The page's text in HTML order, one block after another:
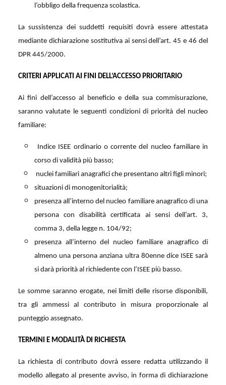
l’obbligo della frequenza scolastica.
La sussistenza dei suddetti requisiti dovrà essere attestata
mediante dichiarazione sostitutiva ai sensi dell’art. 45 e 46 del
DPR 445/2000.
CRITERI APPLICATI AI FINI DELL’ACCESSO PRIORITARIO
Ai fini dell’accesso al beneficio e della sua commisurazione,
saranno valutate le seguenti condizioni di priorità del nucleo
familiare:
Indice ISEE ordinario o corrente del nucleo familiare in
corso di validità più basso;
nuclei familiari anagrafici che presentano altri figli minori;
situazioni di monogenitorialità;
presenza all’interno del nucleo familiare anagrafico di una
persona con disabilità certificata ai sensi dell’art. 3,
comma 3, della legge n. 104/92;
presenza all’interno del nucleo familiare anagrafico di
almeno una persona anziana ultra 80enne dice ISEE sarà
si darà priorità al richiedente con l’ISEE più basso.
Le somme saranno erogate, nei limiti delle risorse disponibili,
tra gli ammessi al contributo in misura proporzionale al
punteggio assegnato.
TERMINI E MODALITÀ DI RICHIESTA
La richiesta di contributo dovrà essere redatta utilizzando il
modello allegato al presente avviso, in forma di dichiarazione